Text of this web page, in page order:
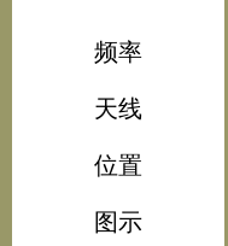
频率
天线
位置
图示